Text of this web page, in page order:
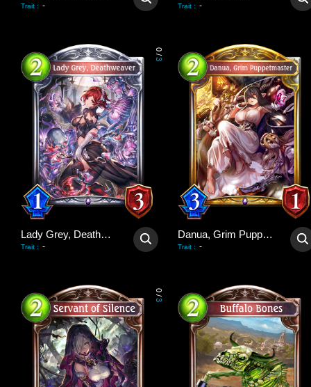
Trait : - Trait : -
0
/
3
Lady Grey, Deathweaver
Trait : -
Danua, Grim Puppetmaster
Trait : -
0
/
3